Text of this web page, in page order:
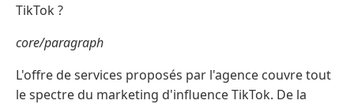
TikTok ?
core/paragraph
L'offre de services proposés par l'agence couvre tout
le spectre du marketing d'influence TikTok. De la